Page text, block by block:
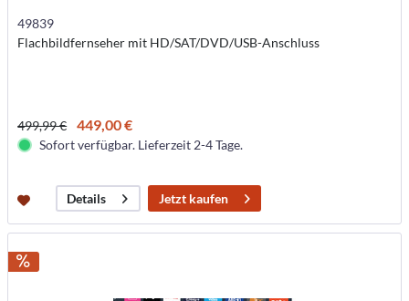
49839
Flachbildfernseher mit HD/SAT/DVD/USB-Anschluss
499,99 € 449,00 €
Sofort verfügbar. Lieferzeit 2-4 Tage.
Details Jetzt kaufen